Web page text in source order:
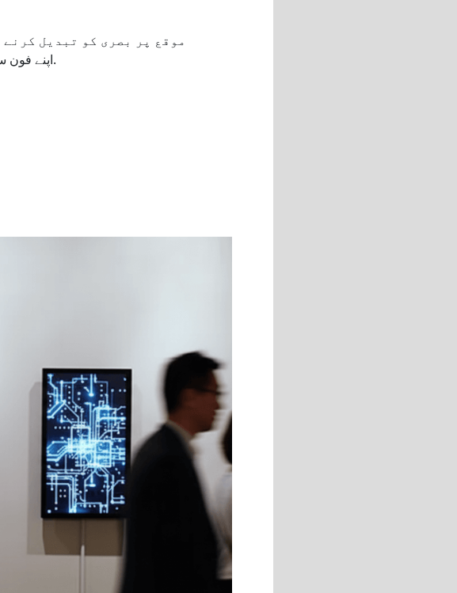
موقع پر بصری کو تبدیل
اپنے فون سے براہ راست ٹی وی البم کا نظم کریں — کمپیوٹر کا مزید انتظار نہ کریں۔.